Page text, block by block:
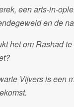
een arts-in-
en de
het om Rashad
Vijvers is een